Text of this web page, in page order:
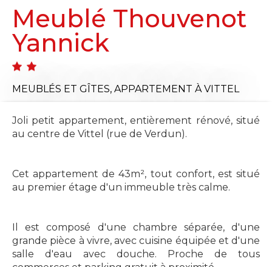
Meublé Thouvenot
Yannick
MEUBLÉS ET GÎTES, APPARTEMENT À VITTEL
Joli petit appartement, entièrement rénové, situé
au centre de Vittel (rue de Verdun).
Cet appartement de 43m², tout confort, est situé
au premier étage d'un immeuble très calme.
Il est composé d'une chambre séparée, d'une
grande pièce à vivre, avec cuisine équipée et d'une
salle d'eau avec douche. Proche de tous